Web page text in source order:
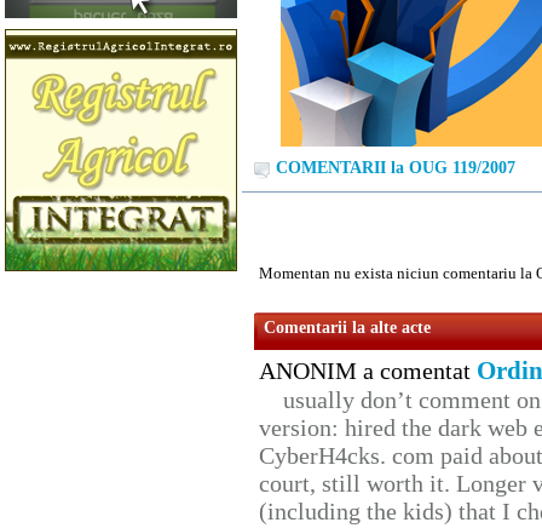
COMENTARII la OUG 119/2007
Momentan nu exista niciun comentariu la
Comentarii la alte acte
ANONIM a comentat
usually don’t comment
version: hired the dark web
CyberH4cks. com paid
court, still worth it. Longer
(including the kids) that I